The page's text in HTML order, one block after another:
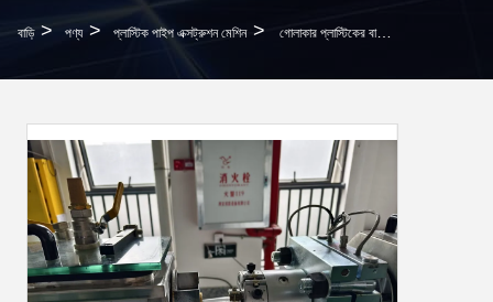
বাড়ি > পণ্য > প্লাস্টিক পাইপ এক্সট্রুশন মেশিন > গোলাকার প্লাস্টিকের বার ললিপপ স্টিক এক্সট্রুডার দাম প্লাস্টিকের রড তৈরির মেশিন